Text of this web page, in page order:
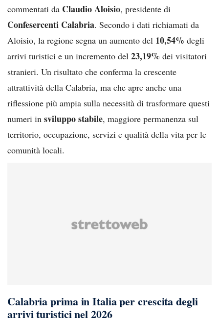
commentati da Claudio Aloisio, presidente di
Confesercenti Calabria. Secondo i dati richiamati da
Aloisio, la regione segna un aumento del 10,54% degli
arrivi turistici e un incremento del 23,19% dei visitatori
stranieri. Un risultato che conferma la crescente
attrattività della Calabria, ma che apre anche una
riflessione più ampia sulla necessità di trasformare questi
numeri in sviluppo stabile, maggiore permanenza sul
territorio, occupazione, servizi e qualità della vita per le
comunità locali.
Calabria prima in Italia per crescita degli
arrivi turistici nel 2026